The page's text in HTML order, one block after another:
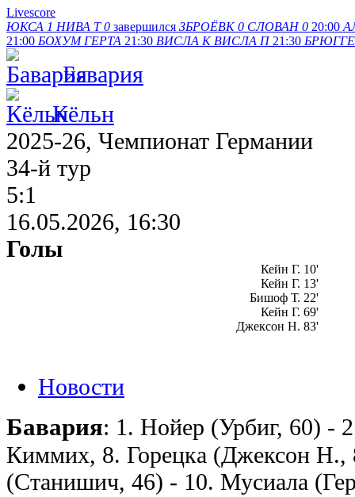
Livescore
ЮКСА 1 НИВА Т 0 завершился ЗБРОЁВК 0 СЛОВАН 0 20:00
21:00 БОХУМ ГЕРТА 21:30 ВИСЛА K ВИСЛА П 21:30 БРЮГГЕ
Бавария
Кёльн
2025-26, Чемпионат Германии
34-й тур
5:1
16.05.2026, 16:30
Голы
Кейн Г. 10'
Кейн Г. 13'
Бишоф Т. 22'
Кейн Г. 69'
Джексон Н. 83'
Новости
Бавария: 1. Нойер (Урбиг, 60) -
Киммих, 8. Горецка (Джексон
(Станишич, 46) - 10. Мусиала